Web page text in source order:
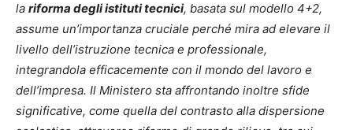
la riforma degli istituti tecnici, basata sul modello 4+2,
assume un’importanza cruciale perché mira ad elevare il
livello dell’istruzione tecnica e professionale,
integrandola efficacemente con il mondo del lavoro e
dell’impresa. Il Ministero sta affrontando inoltre sfide
significative, come quella del contrasto alla dispersione